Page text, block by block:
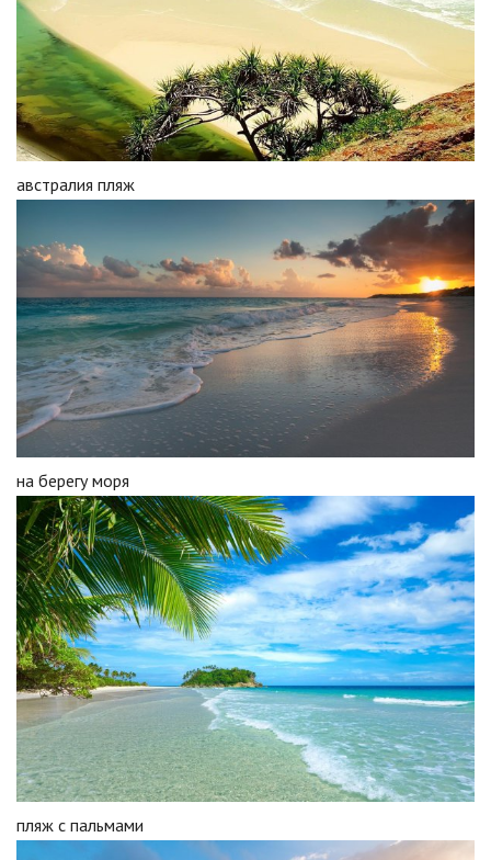
австралия пляж
на берегу моря
пляж с пальмами